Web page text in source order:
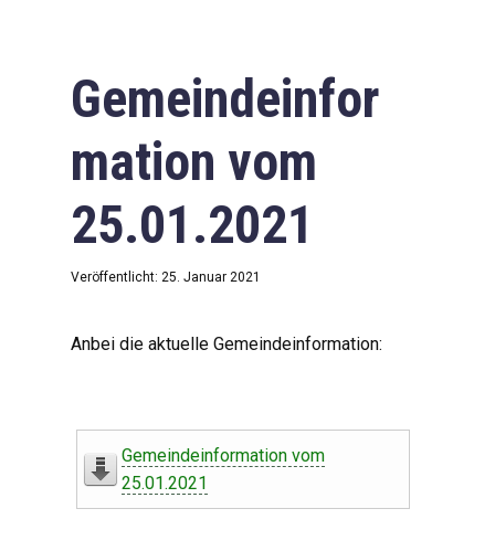
Gemeindeinfor
mation vom
25.01.2021
Veröffentlicht: 25. Januar 2021
Anbei die aktuelle Gemeindeinformation:
Gemeindeinformation vom
25.01.2021